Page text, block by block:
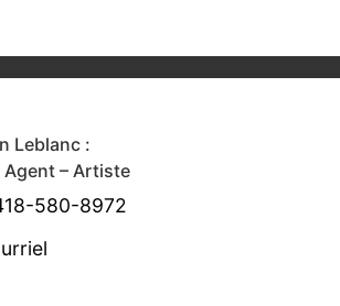
Leblanc :
Agent – Artiste
580-8972